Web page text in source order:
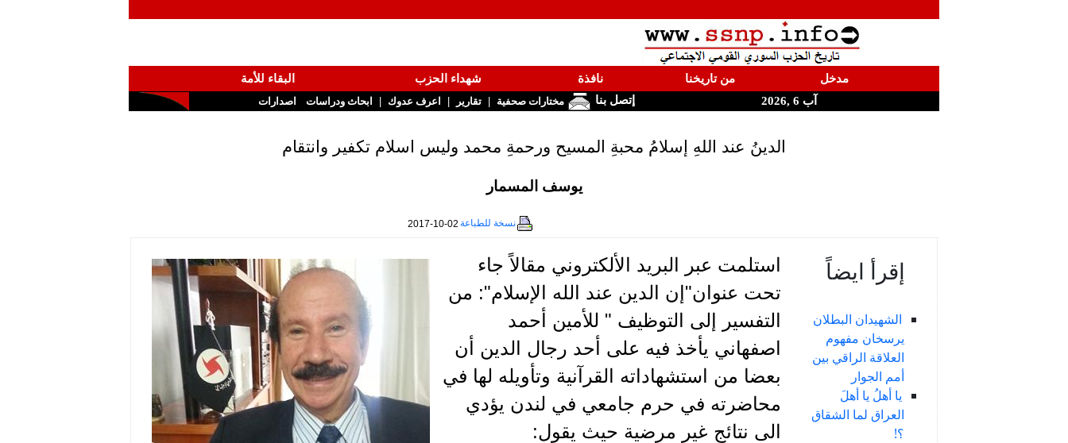
مدخل من تاريخنا نافذة شهداء الحزب
البقاء للأمة
آب 6 ,2026
إتصل بنا مختارات صحفية | تقارير | اعرف عدوك | ابحاث ودراسات اصدارات
الدينُ عند اللهِ إسلامُ محبةِ المسيح ورحمةِ محمد وليس اسلام تكفير وانتقام
يوسف المسمار
نسخة للطباعة 2017-10-02
إقرأ ايضاً
الشهيدان البطلان
يرسخان مفهوم
العلاقة الراقي بين
أمم الجوار
يا أهلُ يا أهلَ
العراق لما الشقاق
؟!
استلمت عبر البريد الألكتروني مقالاً جاء
تحت عنوان"إن الدين عند الله الإسلام": من
التفسير إلى التوظيف " للأمين أحمد
اصفهاني يأخذ فيه على أحد رجال الدين أن
بعضا من استشهاداته القرآنية وتأويله لها في
محاضرته في حرم جامعي في لندن يؤدي
الى نتائج غير مرضية حيث يقول: